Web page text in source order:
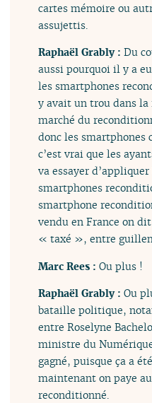
cartes mémoire ou
assujettis.
Raphaël Grably :Du
aussi pourquoi il y a
les smartphones
y avait un trou dans
marché du
donc les smartphones
c’est vrai que les
va essayer
smartphones
smartphone
vendu en France on
« taxé », entre
Marc Rees :Ou plus !
Raphaël Grably :Ou
bataille politique,
entre Roselyne
ministre du
gagné, puisque ça a
maintenant on paye
reconditionné.